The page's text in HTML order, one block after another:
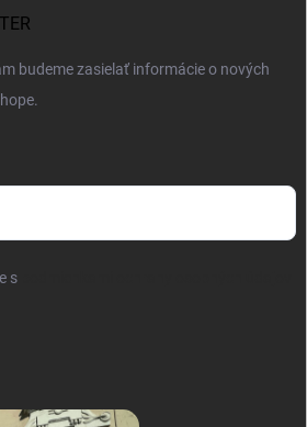
budeme zasielať informácie o nových
s